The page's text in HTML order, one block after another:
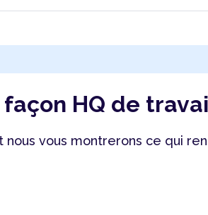
HQ de
vous montrerons ce qui